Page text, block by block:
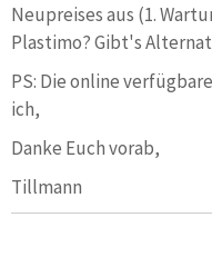
Neupreises aus (1.
Plastimo? Gibt's
PS: Die online
ich,
Danke Euch vorab,
Tillmann